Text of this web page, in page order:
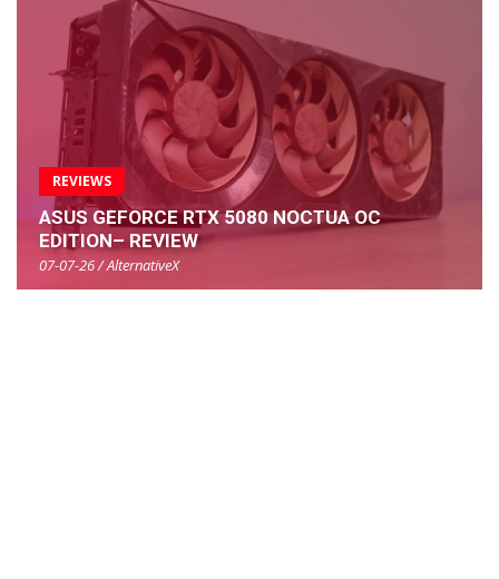
REVIEWS
ASUS GEFORCE RTX 5080 NOCTUA OC
EDITION– REVIEW
07-07-26 / AlternativeX